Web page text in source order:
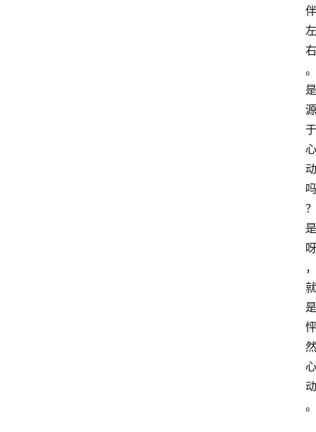
伴
左
右
。
是
源
于
心
动
吗
？
是
呀
，
就
是
怦
然
心
动
。